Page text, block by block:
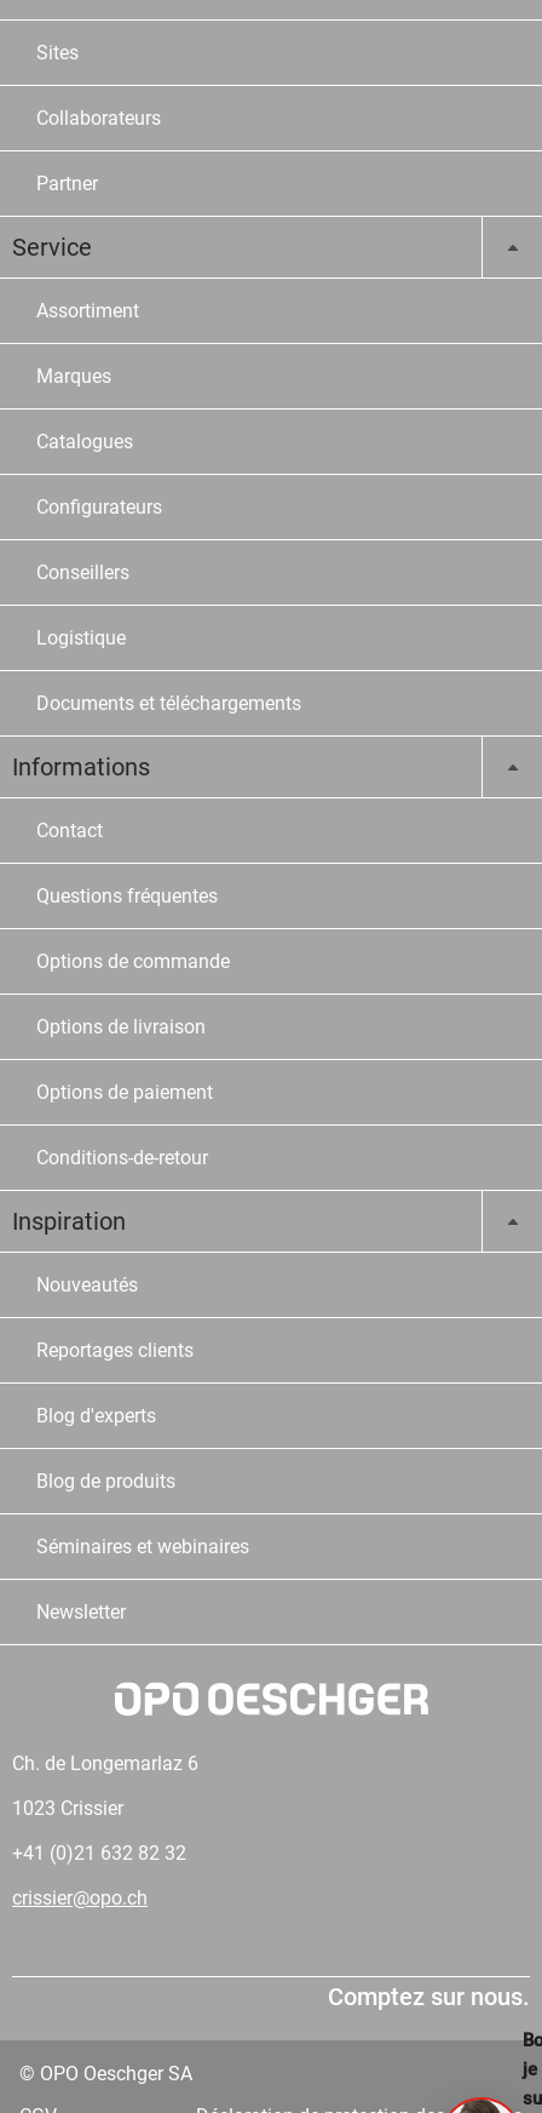
Sites
Collaborateurs
Partner
Service
Assortiment
Marques
Catalogues
Configurateurs
Conseillers
Logistique
Documents et téléchargements
Informations
Contact
Questions fréquentes
Options de commande
Options de livraison
Options de paiement
Conditions-de-retour
Inspiration
Nouveautés
Reportages clients
Blog d'experts
Blog de produits
Séminaires et webinaires
Newsletter
Ch. de Longemarlaz 6
1023 Crissier
+41 (0)21 632 82 32
crissier@opo.ch
Comptez sur nous.
© OPO Oeschger SA
je